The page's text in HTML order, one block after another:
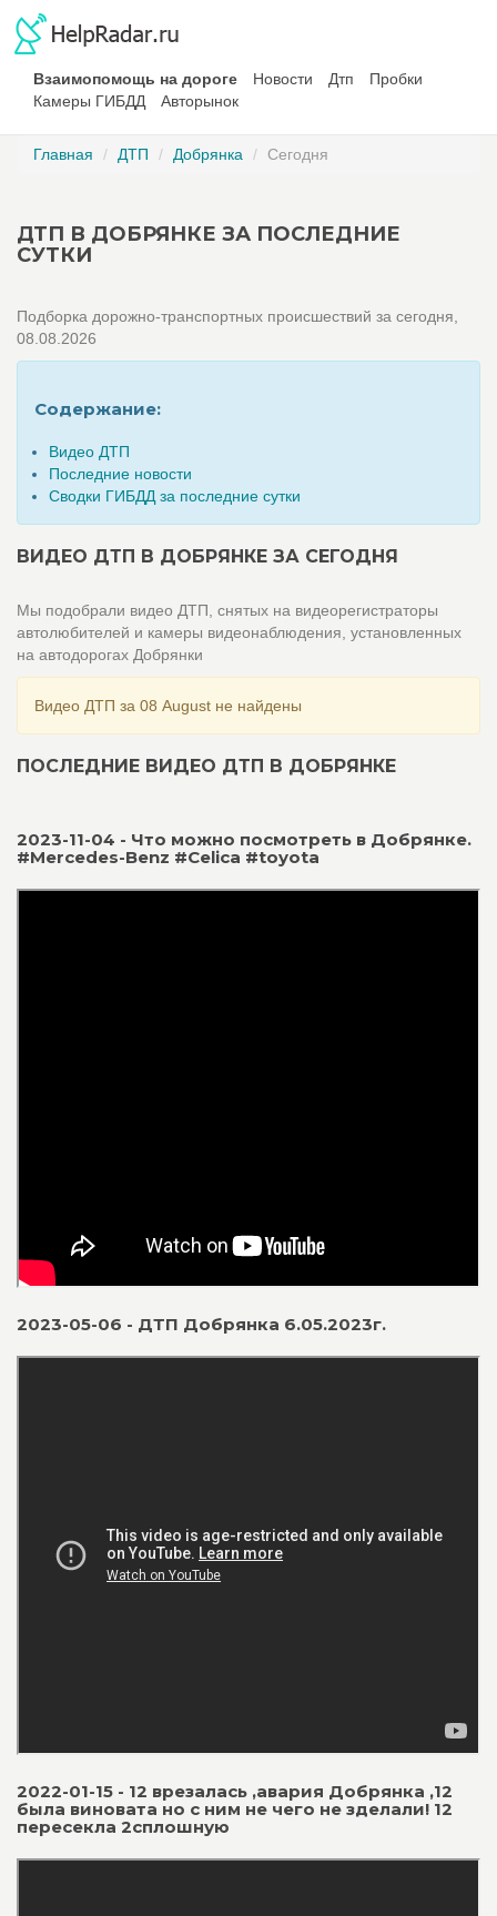
Взаимопомощь на дороге Новости Дтп
Пробки
Камеры ГИБДД
Авторынок
Главная ДТП Добрянка Сегодня
ДТП В ДОБРЯНКЕ ЗА ПОСЛЕДНИЕ
СУТКИ
Подборка дорожно-транспортных происшествий за сегодня,
08.08.2026
Содержание:
Видео ДТП
Последние новости
Сводки ГИБДД за последние сутки
ВИДЕО ДТП В ДОБРЯНКЕ ЗА СЕГОДНЯ
Мы подобрали видео ДТП, снятых на видеорегистраторы
автолюбителей и камеры видеонаблюдения, установленных
на автодорогах Добрянки
Видео ДТП за 08 August не найдены
ПОСЛЕДНИЕ ВИДЕО ДТП В ДОБРЯНКЕ
2023-11-04 - Что можно посмотреть в Добрянке.
#Mercedes-Benz #Celica #toyota
2023-05-06 - ДТП Добрянка 6.05.2023г.
2022-01-15 - 12 врезалась ,авария Добрянка ,12
была виновата но с ним не чего не зделали! 12
пересекла 2сплошную